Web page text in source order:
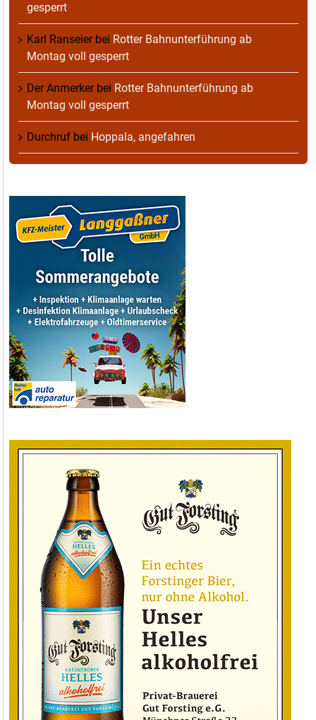
gesperrt
Karl Ranseierbei Rotter Bahnunterführung ab
Montag voll gesperrt
Der Anmerkerbei Rotter Bahnunterführung ab
Montag voll gesperrt
Durchruf bei Hoppala, angefahren